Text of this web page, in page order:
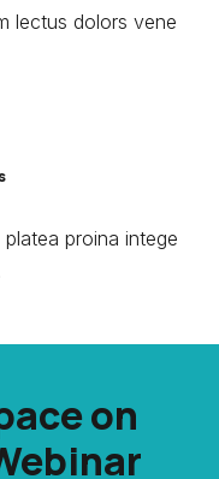
lectus dolors vene
proina intege
on